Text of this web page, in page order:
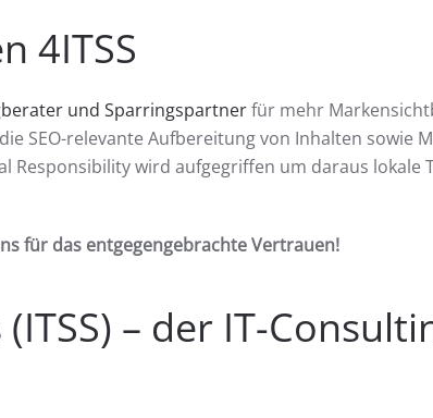
4ITSS
und Sparringspartnerfür mehr
SEO-relevante Aufbereitung von Inhalten sowie
Responsibility wird aufgegriffen um daraus lokale
für das entgegengebrachte Vertrauen!
– der IT-